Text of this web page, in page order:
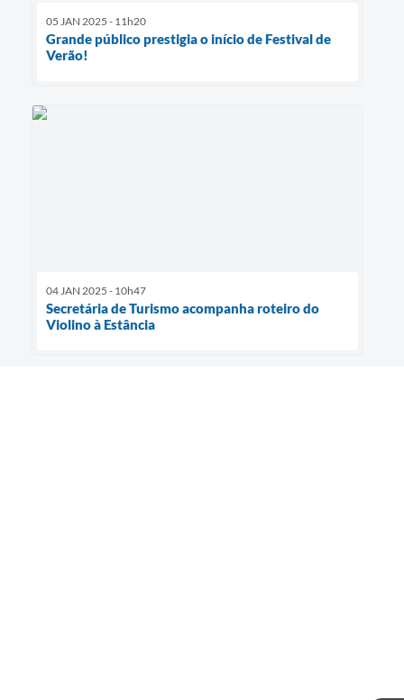
05 JAN 2025 - 11h20
Grande público prestigia o início de Festival de
Verão!
04 JAN 2025 - 10h47
Secretária de Turismo acompanha roteiro do
Violino à Estância